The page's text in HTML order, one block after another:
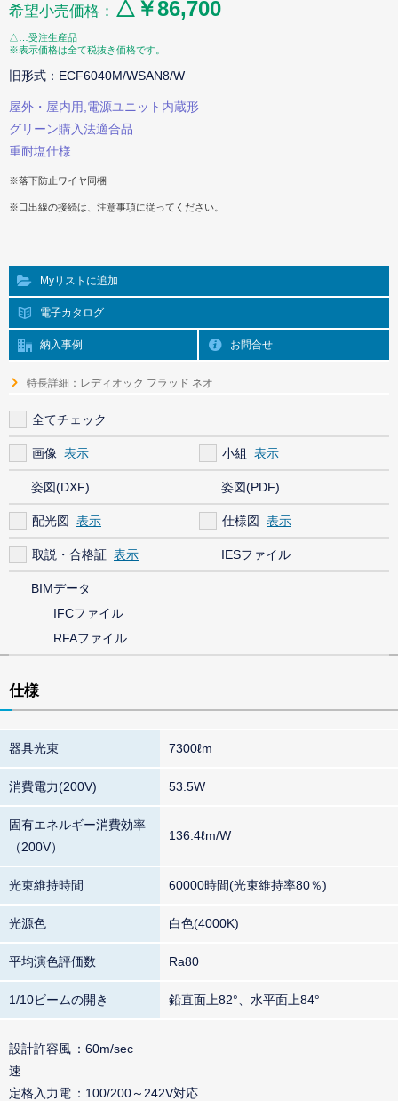
希望小売価格： △￥86,700
△…受注生産品
※表示価格は全て税抜き価格です。
旧形式：ECF6040M/WSAN8/W
屋外・屋内用,電源ユニット内蔵形
グリーン購入法適合品
重耐塩仕様
※落下防止ワイヤ同梱
※口出線の接続は、注意事項に従ってください。
Myリストに追加
電子カタログ
納入事例 お問合せ
特長詳細：レディオック フラッド ネオ
全てチェック
画像 小組
姿図(DXF) 姿図(PDF)
配光図 仕様図
取説・合格証 IESファイル
BIMデータ
IFCファイル
RFAファイル
仕様
器具光束 7300ℓm
消費電力(200V) 53.5W
固有エネルギー消費効率
（200V）
136.4ℓm/W
光束維持時間 60000時間(光束維持率80％)
光源色 白色(4000K)
平均演色評価数 Ra80
1/10ビームの開き 鉛直面上82°、水平面上84°
設計許容風
速
60m/sec
定格入力電
100/200～242V対応